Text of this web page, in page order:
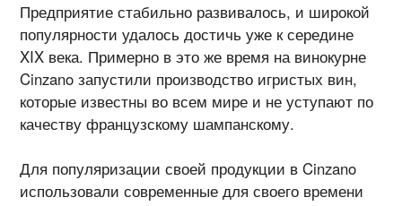
Предприятие стабильно развивалось, и широкой
популярности удалось достичь уже к середине
XIX века. Примерно в это же время на винокурне
Cinzano запустили производство игристых вин,
которые известны во всем мире и не уступают по
качеству французскому шампанскому.
Для популяризации своей продукции в Cinzano
использовали современные для своего времени